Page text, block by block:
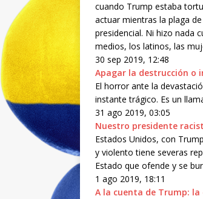
cuando Trump estaba
actuar mientras la plaga
presidencial. Ni hizo nada
medios, los latinos, las
30 sep 2019, 12:48
Apagar la destrucción o
El horror ante la
instante trágico. Es un
31 ago 2019, 03:05
Nuestro presidente
Estados Unidos, con
y violento tiene severas
Estado que ofende y se
1 ago 2019, 18:11
A la cuenta de Trump: